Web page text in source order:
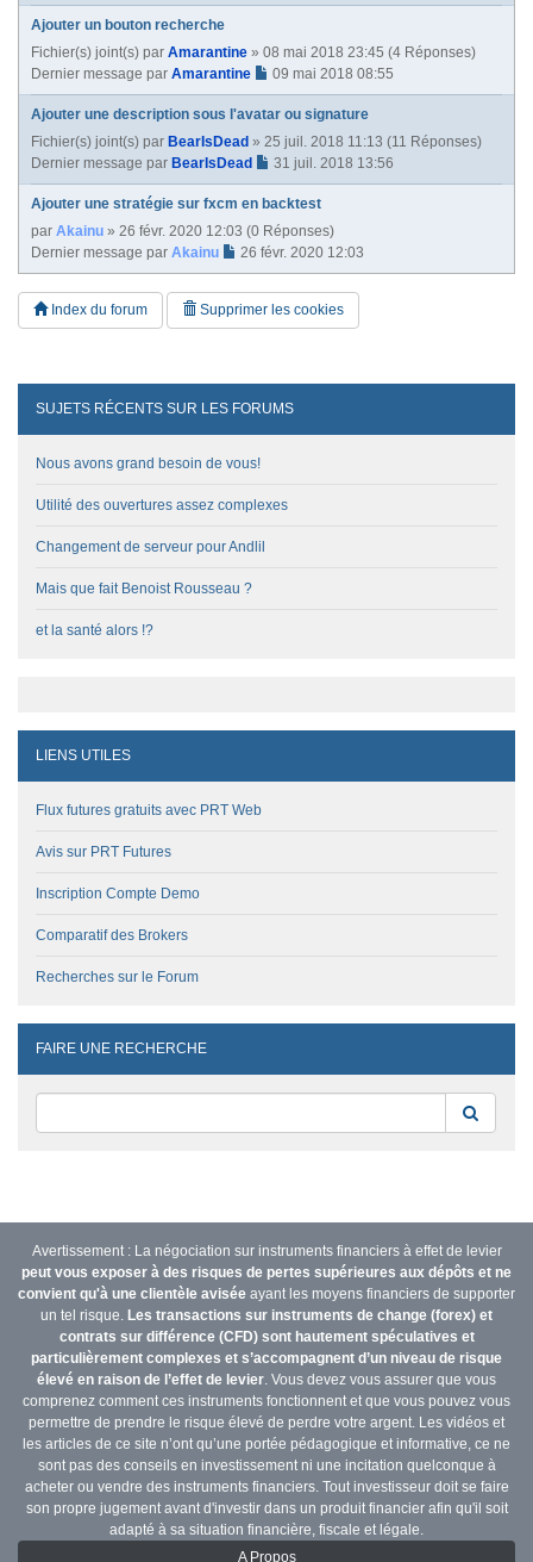
Ajouter un bouton recherche
Fichier(s) joint(s) par Amarantine » 08 mai 2018 23:45 (4 Réponses)
Dernier message par Amarantine 09 mai 2018 08:55
Ajouter une description sous l'avatar ou signature
Fichier(s) joint(s) par BearIsDead » 25 juil. 2018 11:13 (11 Réponses)
Dernier message par BearIsDead 31 juil. 2018 13:56
Ajouter une stratégie sur fxcm en backtest
par Akainu » 26 févr. 2020 12:03 (0 Réponses)
Dernier message par Akainu 26 févr. 2020 12:03
Index du forum Supprimer les cookies
SUJETS RÉCENTS SUR LES FORUMS
Nous avons grand besoin de vous!
Utilité des ouvertures assez complexes
Changement de serveur pour Andlil
Mais que fait Benoist Rousseau ?
et la santé alors !?
LIENS UTILES
Flux futures gratuits avec PRT Web
Avis sur PRT Futures
Inscription Compte Demo
Comparatif des Brokers
Recherches sur le Forum
FAIRE UNE RECHERCHE
Avertissement : La négociation sur instruments financiers à effet de levier
peut vous exposer à des risques de pertes supérieures aux dépôts et ne
convient qu'à une clientèle avisée ayant les moyens financiers de supporter
un tel risque. Les transactions sur instruments de change (forex) et
contrats sur différence (CFD) sont hautement spéculatives et
particulièrement complexes et s’accompagnent d’un niveau de risque
élevé en raison de l’effet de levier. Vous devez vous assurer que vous
comprenez comment ces instruments fonctionnent et que vous pouvez vous
permettre de prendre le risque élevé de perdre votre argent. Les vidéos et
les articles de ce site n’ont qu’une portée pédagogique et informative, ce ne
sont pas des conseils en investissement ni une incitation quelconque à
acheter ou vendre des instruments financiers. Tout investisseur doit se faire
son propre jugement avant d'investir dans un produit financier afin qu'il soit
adapté à sa situation financière, fiscale et légale.
A Propos